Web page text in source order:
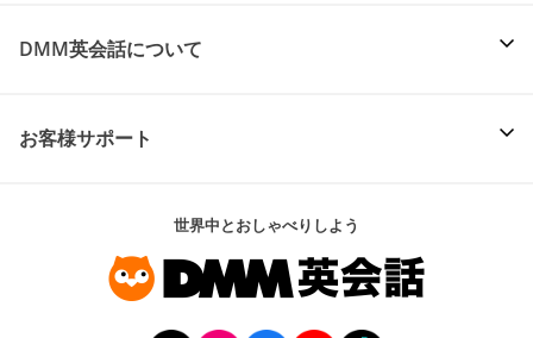
DMM英会話について
お客様サポート
世界中とおしゃべりしよう